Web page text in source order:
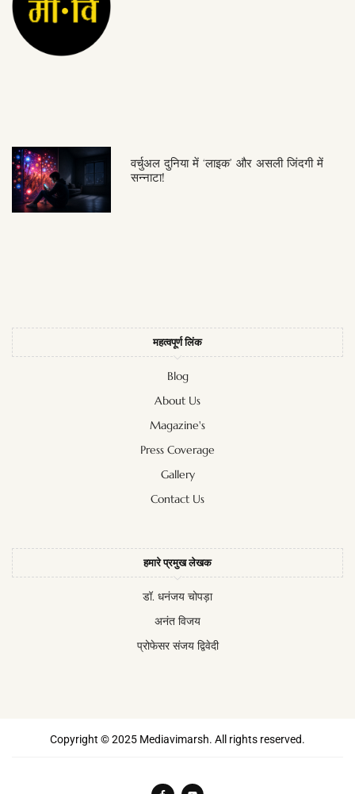
वर्चुअल दुनिया में ‘लाइक’ और असली जिंदगी में
सन्नाटा!
महत्वपूर्ण लिंक
Blog
About Us
Magazine's
Press Coverage
Gallery
Contact Us
हमारे प्रमुख लेखक
डॉ. धनंजय चोपड़ा
अनंत विजय
प्रोफेसर संजय द्विवेदी
Copyright © 2025 Mediavimarsh. All rights reserved.